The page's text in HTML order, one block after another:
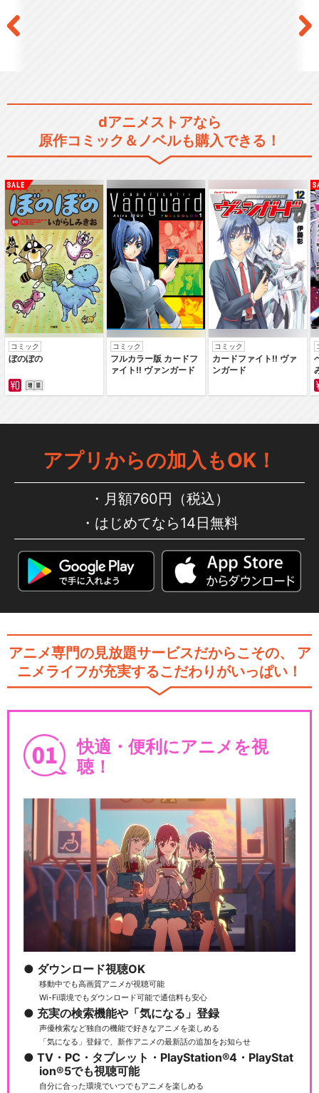
dアニメストアなら
原作コミック＆ノベルも購入できる！
コミック
ぼのぼの
コミック
フルカラー版 カードフ
ァイト‼ ヴァンガード
コミック
カードファイト‼ ヴァ
ンガード
アプリからの加入もOK！
月額760円（税込）
はじめてなら14日無料
アニメ専門の見放題サービスだからこその、
ア
ニメライフが充実するこだわりがいっぱい！
快適・便利にアニメを視
聴！
ダウンロード視聴OK
移動中でも高画質アニメが視聴可能
Wi-Fi環境でもダウンロード可能で通信料も安心
充実の検索機能や「気になる」登録
声優検索など独自の機能で好きなアニメを楽しめる
「気になる」登録で、新作アニメの最新話の追加をお知らせ
TV・PC・タブレット・PlayStation®4・PlayStat
ion®5でも視聴可能
自分に合った環境でいつでもアニメを楽しめる